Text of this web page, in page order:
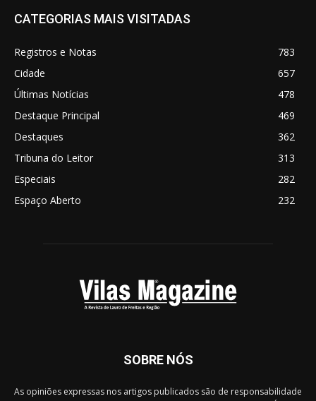
CATEGORIAS MAIS VISITADAS
Registros e Notas
783
Cidade
657
Últimas Notícias
478
Destaque Principal
469
Destaques
362
Tribuna do Leitor
313
Especiais
282
Espaço Aberto
232
SOBRE NÓS
As opiniões expressas nos artigos publicados são de responsabilidade